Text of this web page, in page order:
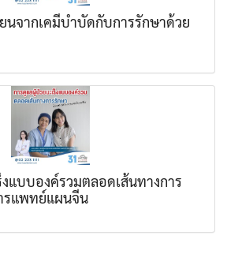
นจากเคมีบำบัดกับการรักษาด้วย
แบบองค์รวมตลอดเส้นทางการ
รแพทย์แผนจีน